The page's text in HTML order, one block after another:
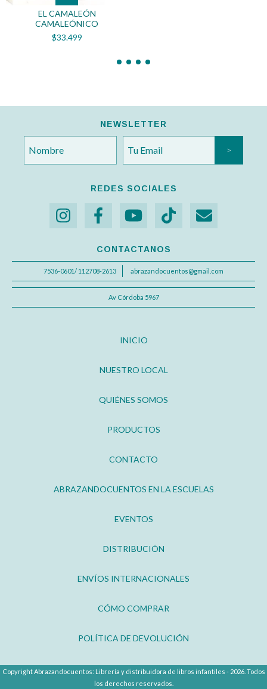
EL CAMALEÓN
CAMALEÓNICO
$33.499
NEWSLETTER
REDES SOCIALES
CONTACTANOS
7536-0601/ 112708-2613 abrazandocuentos@gmail.com
Av Córdoba 5967
INICIO
NUESTRO LOCAL
QUIÉNES SOMOS
PRODUCTOS
CONTACTO
ABRAZANDOCUENTOS EN LA ESCUELAS
EVENTOS
DISTRIBUCIÓN
ENVÍOS INTERNACIONALES
CÓMO COMPRAR
POLÍTICA DE DEVOLUCIÓN
Copyright Abrazandocuentos: Librería y distribuidora de libros infantiles - 2026. Todos
los derechos reservados.